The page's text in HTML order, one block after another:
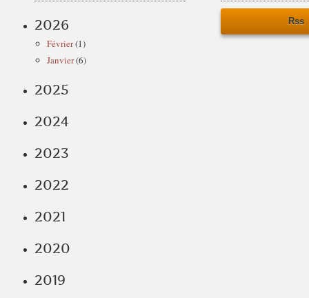
2026
Février(1)
Janvier(6)
2025
2024
2023
2022
2021
2020
2019
Rss